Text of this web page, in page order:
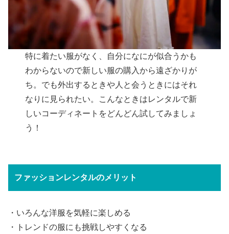
特に着たい服がなく、自分になにが似合うかも
わからないので新しい服の購入から遠ざかりが
ち。でも外出するときや人と会うときにはそれ
なりに見られたい。こんなときはレンタルで新
しいコーディネートをどんどん試してみましょ
う！
ファッションレンタルのメリット
・いろんな洋服を気軽に楽しめる
・トレンドの服にも挑戦しやすくなる